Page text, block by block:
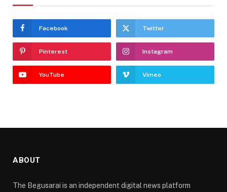
Facebook Twitter
Pinterest Instagram
YouTube Vimeo
ABOUT
The Begusarai is an independent digital news platform